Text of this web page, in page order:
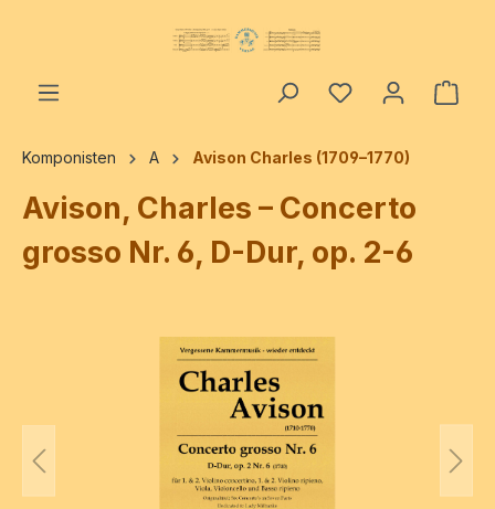
Komponisten A Avison Charles (1709–1770)
Avison, Charles – Concerto
grosso Nr. 6, D-Dur, op. 2-6
Bildergalerie überspringen